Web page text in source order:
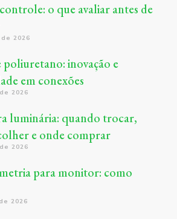
o que avaliar antes de
2026
poliuretano: inovação e
em conexões
2026
luminária: quando trocar,
e onde comprar
2026
para monitor: como
2026